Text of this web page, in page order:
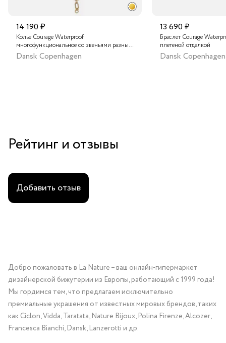
14 190 ₽
Колье Courage Waterproof
многофункциональное со звеньями разных
форм
Dansk Copenhagen
13 690 ₽
Браслет Courage
плетеной отделкой
Dansk Copenhagen
Рейтинг и отзывы
Добавить отзыв
Добро пожаловать в La Nature – ваш онлайн-гипермаркет
дизайнерской бижутерии из Европы, работающий с 1999 года!
Мы гордимся тем, что предлагаем исключительно
премиальные украшения от известных мировых брендов, таких
как Ciclon, Vidda, Taratata, Nature Bijoux, Polina Firenze, Alcozer,
Francesca Bianchi, Dansk, Lanzerotti и др.